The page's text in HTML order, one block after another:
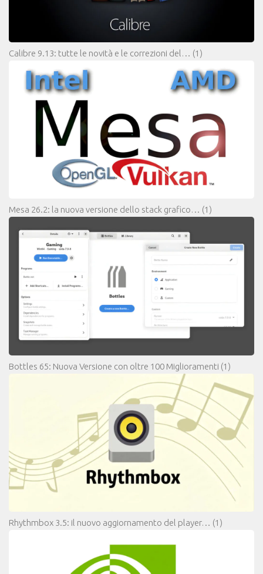
Calibre 9.13: tutte le novità e le correzioni del… (1)
Mesa 26.2: la nuova versione dello stack grafico… (1)
Bottles 65: Nuova Versione con oltre 100 Miglioramenti (1)
Rhythmbox 3.5: il nuovo aggiornamento del player… (1)